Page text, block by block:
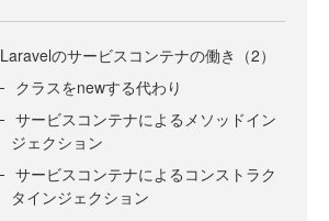
Laravelのサービスコンテナの働き（2）
クラスをnewする代わり
サービスコンテナによるメソッドイン
ジェクション
サービスコンテナによるコンストラク
タインジェクション